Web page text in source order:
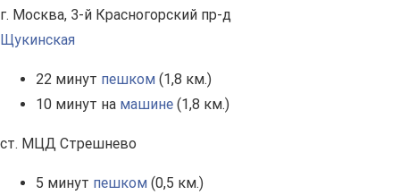
г. Москва, 3-й Красногорский пр-д
Щукинская
22 минут пешком (1,8 км.)
10 минут на машине (1,8 км.)
ст. МЦД Стрешнево
5 минут пешком (0,5 км.)